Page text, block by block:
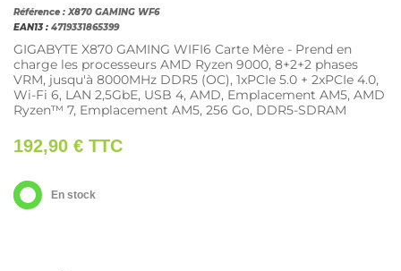
Référence :X870 GAMING WF6
EAN13 : 4719331865399
GIGABYTE X870 GAMING WIFI6 Carte Mère - Prend en
charge les processeurs AMD Ryzen 9000, 8+2+2 phases
VRM, jusqu'à 8000MHz DDR5 (OC), 1xPCIe 5.0 + 2xPCIe 4.0,
Wi-Fi 6, LAN 2,5GbE, USB 4, AMD, Emplacement AM5, AMD
Ryzen™ 7, Emplacement AM5, 256 Go, DDR5-SDRAM
192,90 € TTC
En stock